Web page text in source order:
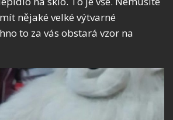
nějaké velké výtvarné
to za vás obstará vzor na